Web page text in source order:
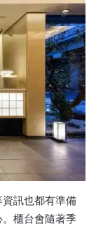
訊也都有準備
櫃台會隨著季